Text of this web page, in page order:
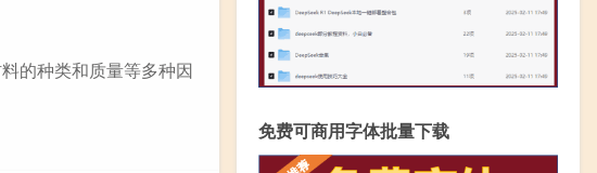
的种类和质量等多种因
免费可商用字体批量下载